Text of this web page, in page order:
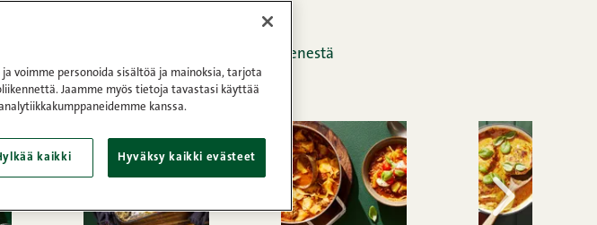
helposti, mielellään edullisesti ja pienestä
silti kielen mennessään.
voimme personoida sisältöä ja mainoksia, tarjota
Jaamme myös tietoja tavastasi käyttää
kanssa.
kaikki Hyväksy kaikki evästeet